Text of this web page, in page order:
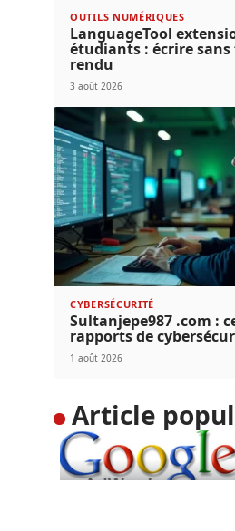
OUTILS NUMÉRIQUES
LanguageTool
étudiants : écrire
rendu
3 août 2026
CYBERSÉCURITÉ
Sultanjepe987 .com :
rapports de
1 août 2026
Article
DIGITAL